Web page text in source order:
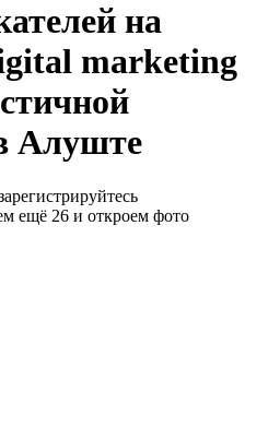
на
marketing
Алуште
ещё 26 и откроем фото